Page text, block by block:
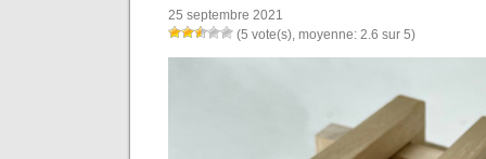
25 septembre 2021
(5 vote(s), moyenne: 2.6 sur 5)